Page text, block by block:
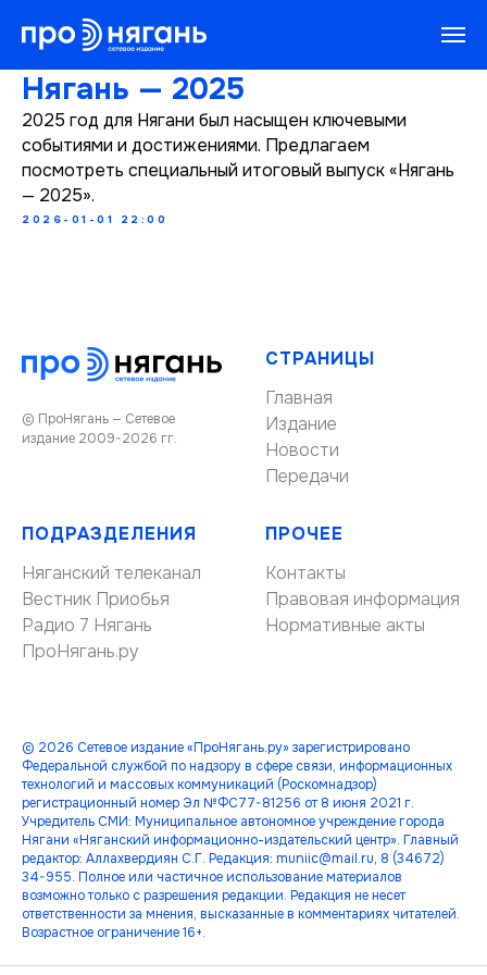
Нягань — 2025
2025 год для Нягани был насыщен ключевыми
событиями и достижениями. Предлагаем
посмотреть специальный итоговый выпуск «Нягань
— 2025».
2026-01-01 22:00
© ПроНягань — Сетевое
издание 2009-2026 гг.
СТРАНИЦЫ
Главная
Издание
Новости
Передачи
ПОДРАЗДЕЛЕНИЯ
Няганский телеканал
Вестник Приобья
Радио 7 Нягань
ПроНягань.ру
ПРОЧЕЕ
Контакты
Правовая информация
Нормативные акты
© 2026 Сетевое издание «ПроНягань.ру» зарегистрировано
Федеральной службой по надзору в сфере связи, информационных
технологий и массовых коммуникаций (Роскомнадзор)
регистрационный номер Эл №ФС77-81256 от 8 июня 2021 г.
Учредитель СМИ: Муниципальное автономное учреждение города
Нягани «Няганский информационно-издательский центр». Главный
редактор: Аллахвердиян С.Г. Редакция: muniic@mail.ru, 8 (34672)
34-955. Полное или частичное использование материалов
возможно только с разрешения редакции. Редакция не несет
ответственности за мнения, высказанные в комментариях читателей.
Возрастное ограничение 16+.